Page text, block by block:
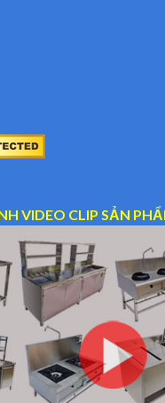
VIDEO CLIP SẢN